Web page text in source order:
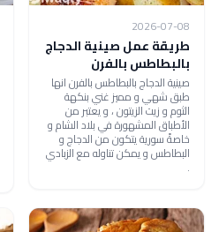
2026-07-08
طريقة عمل صينية الدجاج
بالبطاطس بالفرن
صينية الدجاج بالبطاطس بالفرن انها
طبق شهي و مميز غني بنكهة
الثوم و زيت الزيتون ، و يعتبر من
الأطباق المشهورة في بلاد الشام و
خاصةً سورية يتكون من الدجاج و
البطاطس و يمكن تناوله مع الزبادي
.